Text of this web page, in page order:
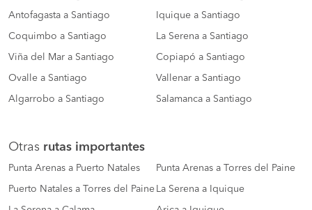
Antofagasta a Santiago Iquique a Santiago
Coquimbo a Santiago La Serena a Santiago
Viña del Mar a Santiago Copiapó a Santiago
Ovalle a Santiago Vallenar a Santiago
Algarrobo a Santiago Salamanca a Santiago
Otras rutas importantes
Punta Arenas a Puerto Natales Punta Arenas a Torres del Paine
Puerto Natales a Torres del Paine La Serena a Iquique